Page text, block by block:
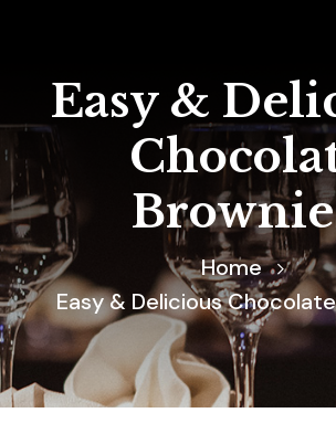
Easy &
Home
Easy & Delicious